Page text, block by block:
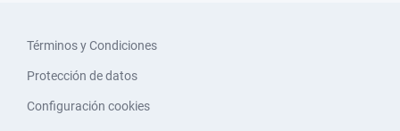
Términos y Condiciones
Protección de datos
Configuración cookies